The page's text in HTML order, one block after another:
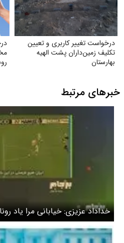
درخواست تغییر کاربری و تعیین‌
تکلیف زمین‌داران پشت الهیه
بهارستان
خبرهای مرتبط
خداداد عزیزی: خیابانی مرا یاد